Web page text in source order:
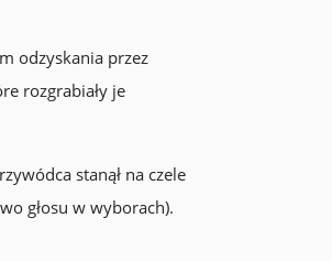
odzyskania przez
rozgrabiały je
stanął na czele
głosu w wyborach).